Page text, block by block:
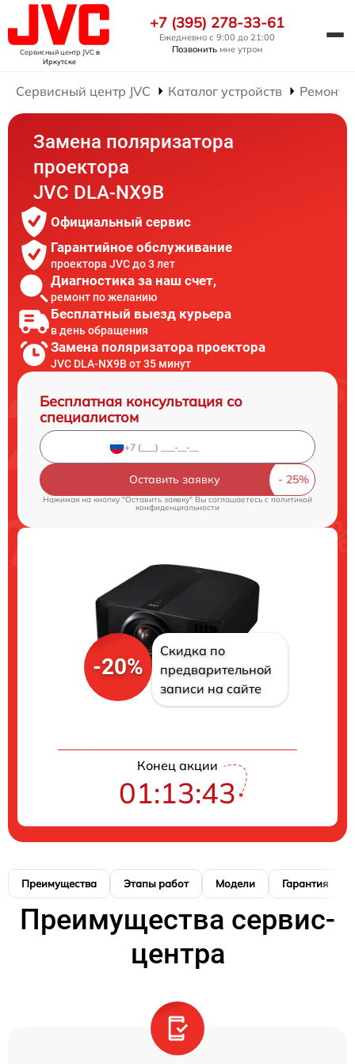
Сервисный центр JVCв
Иркутске
+7 (395) 278-33-61
Ежедневно с 9:00 до 21:00
Позвонить мне утром
Сервисный центр JVC Каталог устройств Ремонт
Замена поляризатора
проектора
JVC DLA-NX9B
Официальный сервис
Гарантийное обслуживание
проектора JVC до 3 лет
Диагностика за наш счет,
ремонт по желанию
Бесплатный выезд курьера
в день обращения
Замена поляризатора проектора
JVC DLA-NX9B от 35 минут
Бесплатная консультация со
специалистом
Оставить заявку
Нажимая на кнопку "Оставить заявку" Вы соглашаетесь cполитикой
конфиденциальности
-20%
Скидка по
предварительной
записи на сайте
Конец акции
01:13:43
Преимущества Этапы работ Модели Гарантия
Преимущества сервис-
центра